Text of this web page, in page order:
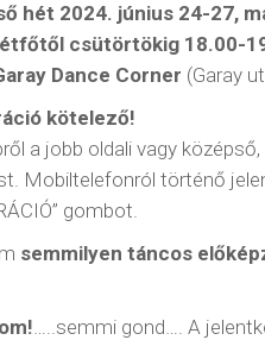
hét 2024. június 24-27,
csütörtökig 18.00-
Dance Corner (Garay
kötelező!
a jobb oldali vagy
Mobiltelefonról történő
gombot.
semmilyen táncos
…..semmi gond…. A